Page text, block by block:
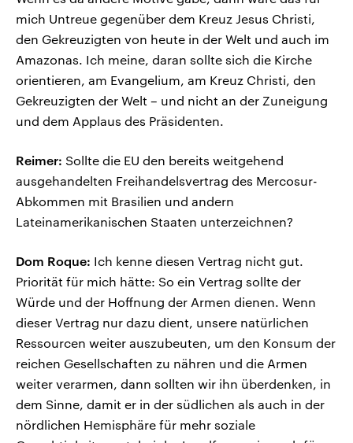
mich Untreue gegenüber dem Kreuz Jesus Christi,
den Gekreuzigten von heute in der Welt und auch im
Amazonas. Ich meine, daran sollte sich die Kirche
orientieren, am Evangelium, am Kreuz Christi, den
Gekreuzigten der Welt – und nicht an der Zuneigung
und dem Applaus des Präsidenten.
Reimer: Sollte die EU den bereits weitgehend
ausgehandelten Freihandelsvertrag des Mercosur-
Abkommen mit Brasilien und andern
Lateinamerikanischen Staaten unterzeichnen?
Dom Roque: Ich kenne diesen Vertrag nicht gut.
Priorität für mich hätte: So ein Vertrag sollte der
Würde und der Hoffnung der Armen dienen. Wenn
dieser Vertrag nur dazu dient, unsere natürlichen
Ressourcen weiter auszubeuten, um den Konsum der
reichen Gesellschaften zu nähren und die Armen
weiter verarmen, dann sollten wir ihn überdenken, in
dem Sinne, damit er in der südlichen als auch in der
nördlichen Hemisphäre für mehr soziale